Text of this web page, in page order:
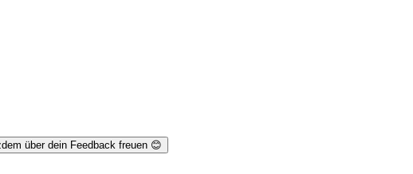
über dein Feedback freuen 😊